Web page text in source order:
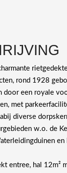
rond 1928 gebouwde
door een royale
met
diverse
w.o. de
entree, hal 12m²